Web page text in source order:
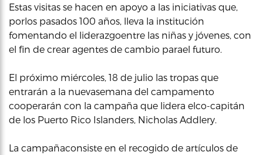
Estas visitas se hacen en apoyo a las iniciativas que,
porlos pasados 100 años, lleva la institución
fomentando el liderazgoentre las niñas y jóvenes, con
el fin de crear agentes de cambio parael futuro.
El próximo miércoles, 18 de julio las tropas que
entrarán a la nuevasemana del campamento
cooperarán con la campaña que lidera elco-capitán
de los Puerto Rico Islanders, Nicholas Addlery.
La campañaconsiste en el recogido de artículos de